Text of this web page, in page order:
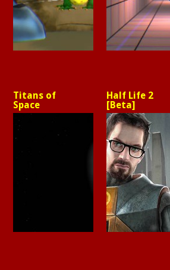
Titans of
Space
Half Life 2
[Beta]